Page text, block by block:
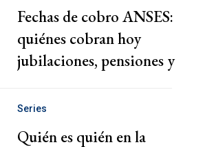
Fechas de cobro ANSES:
quiénes cobran hoy
jubilaciones, pensiones y
Series
Quién es quién en la